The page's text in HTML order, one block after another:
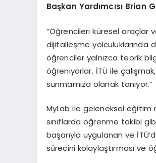
Başkan Yardımcısı Brian
“Öğrencileri küresel araçlar
dijitalleşme yolculuklarında
öğrenciler yalnızca teorik
öğreniyorlar. İTÜ ile
sunmamıza olanak tanıyor.”
MyLab ile geleneksel eğitim
sınıflarda öğrenme takibi
başarıyla uygulanan ve
sürecini kolaylaştırması ve